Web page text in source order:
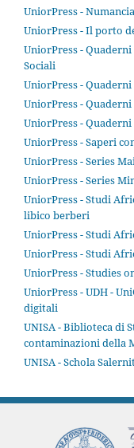
UniorPress - Numancia
UniorPress - Il porto
UniorPress -
Sociali
UniorPress -
UniorPress -
UniorPress -
UniorPress - Saperi
UniorPress - Series
UniorPress - Series
UniorPress - Studi
libico berberi
UniorPress - Studi
UniorPress - Studi
UniorPress - Studies
UniorPress - UDH -
digitali
UNISA - Biblioteca di
contaminazioni della
UNISA - Schola